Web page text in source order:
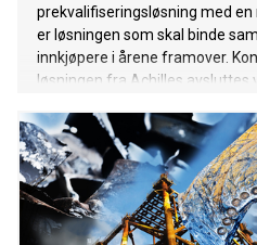
prekvalifiseringsløsning med
er løsningen som skal binde
innkjøpere i årene framover.
løsningen fra Achilles avsluttes
system.